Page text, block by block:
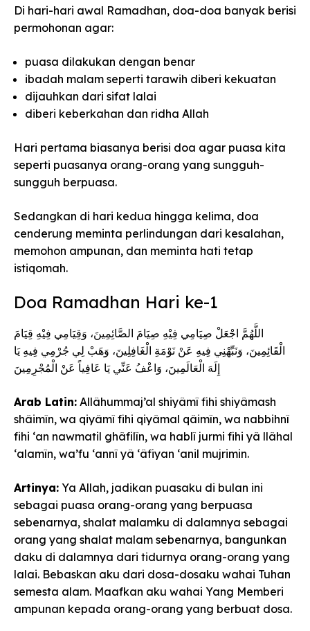
Di hari-hari awal Ramadhan, doa-doa banyak berisi
permohonan agar:
puasa dilakukan dengan benar
ibadah malam seperti tarawih diberi kekuatan
dijauhkan dari sifat lalai
diberi keberkahan dan ridha Allah
Hari pertama biasanya berisi doa agar puasa kita
seperti puasanya orang-orang yang sungguh-
sungguh berpuasa.
Sedangkan di hari kedua hingga kelima, doa
cenderung meminta perlindungan dari kesalahan,
memohon ampunan, dan meminta hati tetap
istiqomah.
Doa Ramadhan Hari ke-1
اللَّهُمَّ اجْعَلْ صِيَامِي فِيْهِ صِيَامَ الصَّائِمِينَ، وَقِيَامِي فِيْهِ قِيَامَ
الْقَائِمِينَ، وَنَبِّهْنِي فِيهِ عَنْ نَوْمَةِ الْغَافِلِينَ، وَهَبْ لِي جُرْمِي فِيهِ يَا
إِلَهَ الْعَالَمِينَ، وَاعْفُ عَنِّي يَا عَافِياً عَنْ الْمُجْرِمِينَ
Arab Latin: Allâhummaj’al shiyâmî fihi shiyâmash
shâimîn, wa qiyâmî fihi qiyâmal qâimîn, wa nabbihnî
fihi ‘an nawmatil ghâfilîn, wa hablî jurmi fihi yâ llâhal
‘alamîn, wa’fu ‘annî yâ ‘âfiyan ‘anil mujrimin.
Artinya: Ya Allah, jadikan puasaku di bulan ini
sebagai puasa orang-orang yang berpuasa
sebenarnya, shalat malamku di dalamnya sebagai
orang yang shalat malam sebenarnya, bangunkan
daku di dalamnya dari tidurnya orang-orang yang
lalai. Bebaskan aku dari dosa-dosaku wahai Tuhan
semesta alam. Maafkan aku wahai Yang Memberi
ampunan kepada orang-orang yang berbuat dosa.